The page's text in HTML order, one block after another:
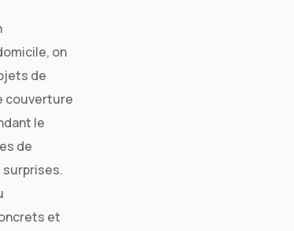
on
de
couverture
le
de
et